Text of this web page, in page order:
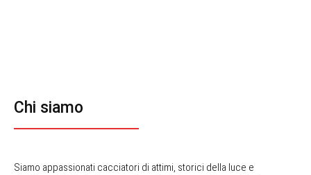
Chi siamo
Siamo appassionati cacciatori di attimi, storici della luce e